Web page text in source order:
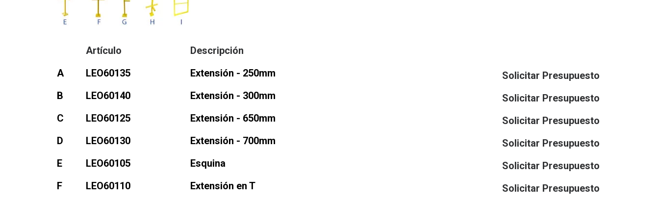
Artículo
Descripción
A
LEO60135 Extensión - 250mm
Solicitar Presupuesto
B
LEO60140 Extensión - 300mm
Solicitar Presupuesto
C
LEO60125 Extensión - 650mm
Solicitar Presupuesto
D
LEO60130 Extensión - 700mm
Solicitar Presupuesto
E
LEO60105 Esquina
Solicitar Presupuesto
F
LEO60110 Extensión en T
Solicitar Presupuesto